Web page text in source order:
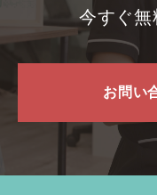
今すぐ無
お問い